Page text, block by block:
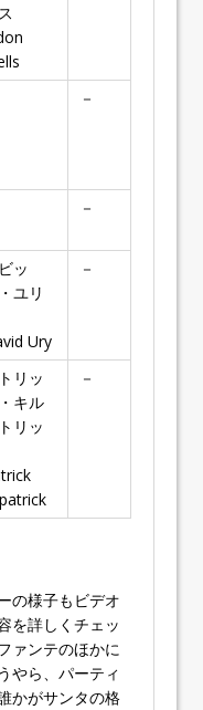
－
－
ッ
ユリ
Ury
－
リッ
キル
リッ
－
の様子もビデオ
を詳しくチェッ
ァンテのほかに
やら、パーティ
かがサンタの格